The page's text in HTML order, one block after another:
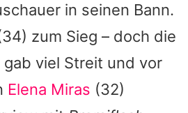
in seinen Bann.
zum Sieg – doch die
viel Streit und vor
Elena Miras (32)